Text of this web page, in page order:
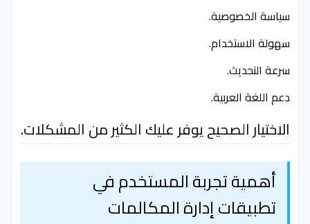
سياسة الخصوصية.
سهولة الاستخدام.
سرعة التحديث.
دعم اللغة العربية.
الاختيار الصحيح يوفر عليك الكثير من المشكلات.
أهمية تجربة المستخدم في
تطبيقات إدارة المكالمات